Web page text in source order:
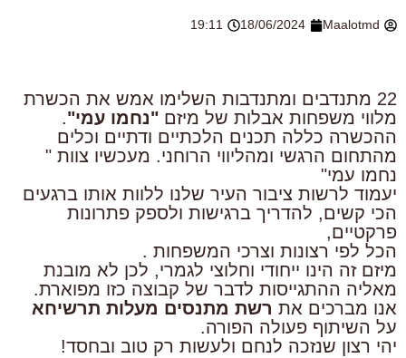
Maalotmd
18/06/2024
19:11
22 מתנדבים ומתנדבות השלימו אמש את הכשרת
מלווי משפחות אבלות של מיזם "נחמו עמי".
ההכשרה כללה תכנים הלכתיים ודתיים וכלים
מהתחום הרגשי ומהליווי הרוחני. מעכשיו צוות "
נחמו עמי"
יעמוד לרשות ציבור העיר שלנו ללוות אותו ברגעים
הכי קשים, להדריך ברגישות ולספק פתרונות
פרקטיים,
הכל לפי רצונות וצרכי המשפחות .
מיזם זה הינו ייחודי וחלוצי לגמרי, לכן לא מובנת
מאליה ההתגייסות לדבר של קבוצה כזו מפוארת.
אנו מברכים את רשת מתנסים מעלות תרשיחא
על השיתוף פעולה הפורה.
יהי רצון שנזכה לנחם ולעשות רק טוב ובחסד!